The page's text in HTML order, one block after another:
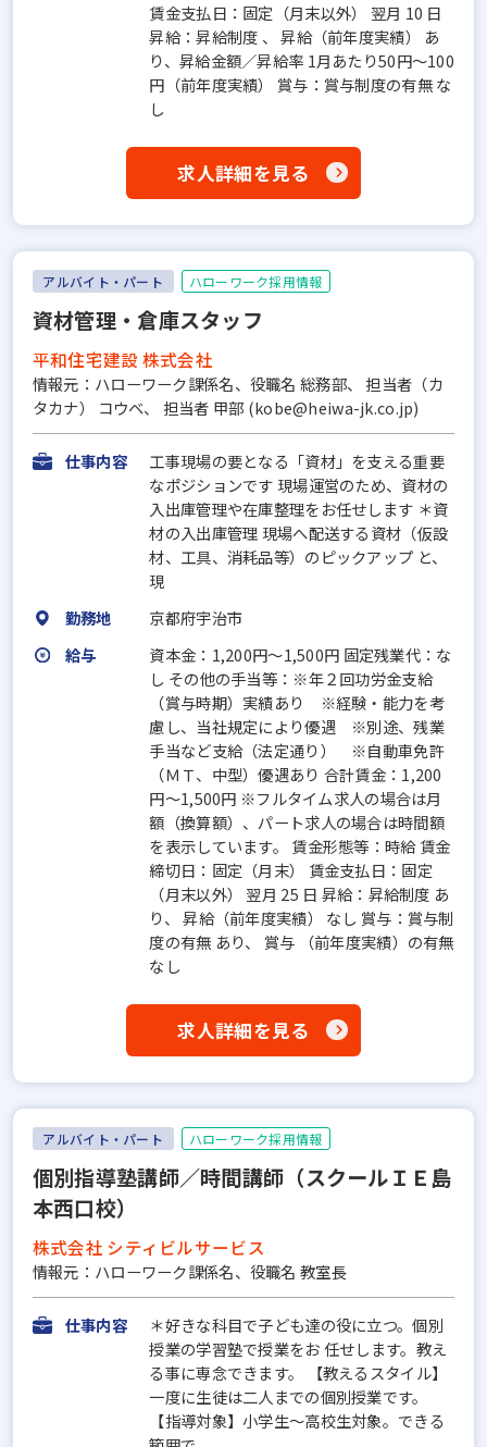
賃金支払日：固定（月末以外） 翌月 10 日
昇給：昇給制度 、 昇給（前年度実績） あ
り、昇給金額／昇給率 1月あたり50円～100
円（前年度実績） 賞与：賞与制度の有無 な
し
求人詳細を見る
アルバイト・パート ハローワーク採用情報
資材管理・倉庫スタッフ
平和住宅建設 株式会社
情報元：ハローワーク課係名、役職名 総務部、 担当者（カ
タカナ） コウベ、 担当者 甲部 (kobe@heiwa-jk.co.jp)
仕事内容
工事現場の要となる「資材」を支える重要
なポジションです 現場運営のため、資材の
入出庫管理や在庫整理をお任せします ＊資
材の入出庫管理 現場へ配送する資材（仮設
材、工具、消耗品等）のピックアップ と、
現
勤務地
京都府宇治市
給与
資本金：1,200円〜1,500円 固定残業代：な
し その他の手当等：※年２回功労金支給
（賞与時期）実績あり ※経験・能力を考
慮し、当社規定により優遇 ※別途、残業
手当など支給（法定通り） ※自動車免許
（ＭＴ、中型）優遇あり 合計賃金：1,200
円～1,500円 ※フルタイム求人の場合は月
額（換算額）、パート求人の場合は時間額
を表示しています。 賃金形態等：時給 賃金
締切日：固定（月末） 賃金支払日：固定
（月末以外） 翌月 25 日 昇給：昇給制度 あ
り、 昇給（前年度実績） なし 賞与：賞与制
度の有無 あり、 賞与 （前年度実績）の有無
なし
求人詳細を見る
アルバイト・パート ハローワーク採用情報
個別指導塾講師／時間講師（スクールＩＥ島
本西口校）
株式会社 シティビルサービス
情報元：ハローワーク課係名、役職名 教室長
仕事内容
＊好きな科目で子ども達の役に立つ。個別
授業の学習塾で授業をお 任せします。教え
る事に専念できます。 【教えるスタイル】
一度に生徒は二人までの個別授業です。
【指導対象】小学生～高校生対象。できる